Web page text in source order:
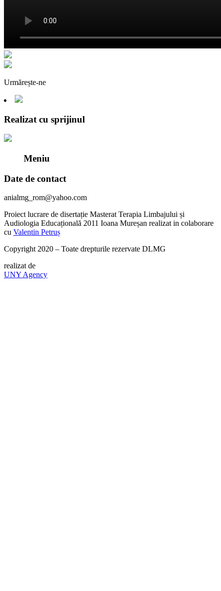
Urmărește-ne
Realizat cu sprijinul
Meniu
Date de contact
anialmg_rom@yahoo.com
Proiect lucrare de disertație Masterat Terapia Limbajului și
Audiologia Educațională 2011 Ioana Mureșan realizat in colaborare
cu Valentin Petruș
Copyright 2020 – Toate drepturile rezervate DLMG
realizat de
UNY Agency